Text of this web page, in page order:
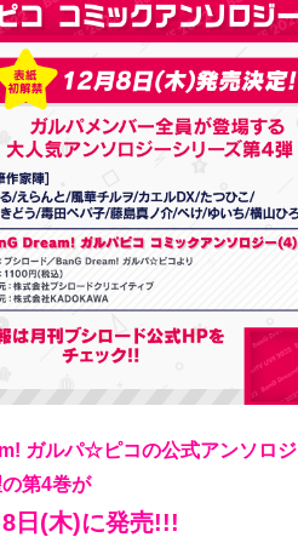
ガルパ☆ピコの公式アンソロ
第4巻が
日(木)に発売!!!